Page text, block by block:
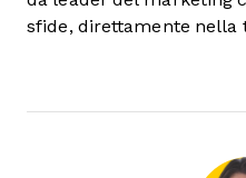
sfide, direttamente nella